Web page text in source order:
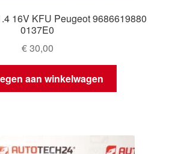
16V KFU Peugeot 9686619880
0137E0
€30,00
aan winkelwagen